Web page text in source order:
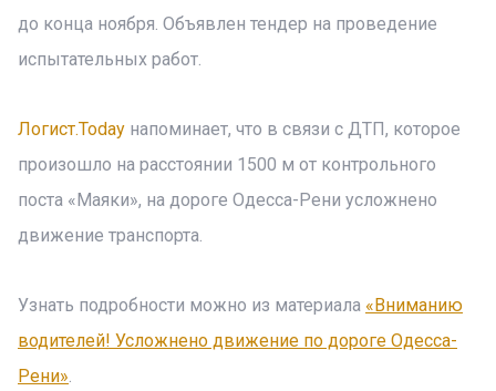
до конца ноября. Объявлен тендер на проведение
испытательных работ.
Логист.Today напоминает, что в связи с ДТП, которое
произошло на расстоянии 1500 м от контрольного
поста «Маяки», на дороге Одесса-Рени усложнено
движение транспорта.
Узнать подробности можно из материала «Вниманию
водителей! Усложнено движение по дороге Одесса-
Рени».